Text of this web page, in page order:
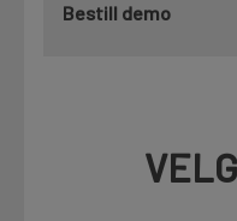
Bestill demo